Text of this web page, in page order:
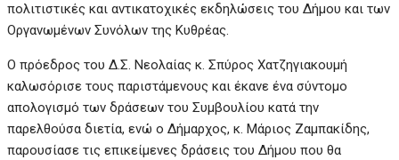
πολιτιστικές και αντικατοχικές εκδηλώσεις του Δήμου και των
Οργανωμένων Συνόλων της Κυθρέας.
Ο πρόεδρος του Δ.Σ. Νεολαίας κ. Σπύρος Χατζηγιακουμή
καλωσόρισε τους παριστάμενους και έκανε ένα σύντομο
απολογισμό των δράσεων του Συμβουλίου κατά την
παρελθούσα διετία, ενώ ο Δήμαρχος, κ. Μάριος Ζαμπακίδης,
παρουσίασε τις επικείμενες δράσεις του Δήμου που θα